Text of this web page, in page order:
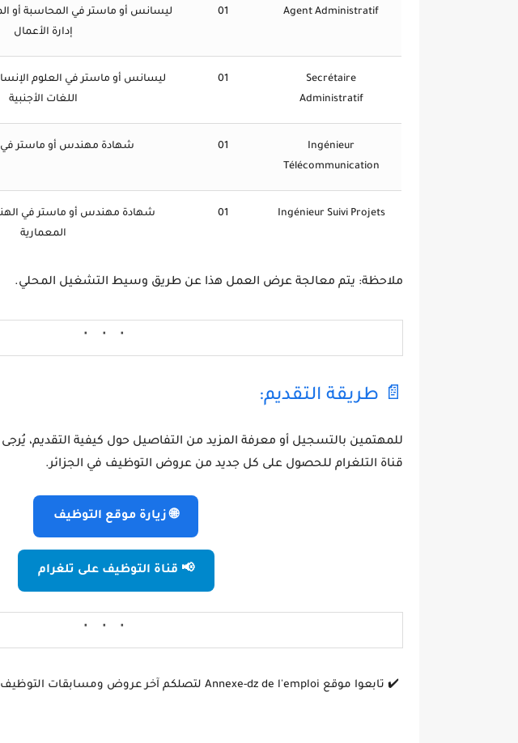
Agent Administratif
01
ليسانس أو ماستر في المحاسبة أو
إدارة الأعمال
Secrétaire
Administratif
01
ليسانس أو ماستر في العلوم
اللغات الأجنبية
Ingénieur
Télécommunication
01 شهادة مهندس أو ماستر في
Ingénieur Suivi Projets
01
شهادة مهندس أو ماستر في
المعمارية
ملاحظة: يتم معالجة عرض العمل هذا عن طريق وسيط التشغيل المحلي.
📄 طريقة التقديم:
للمهتمين بالتسجيل أو معرفة المزيد من التفاصيل حول كيفية التقديم، يُرجى
قناة التلغرام للحصول على كل جديد من عروض التوظيف في الجزائر.
🌐 زيارة موقع التوظيف
📢 قناة التوظيف على تلغرام
✔️ تابعوا موقع Annexe-dz de l'emploi لتصلكم آخر عروض ومسابقات